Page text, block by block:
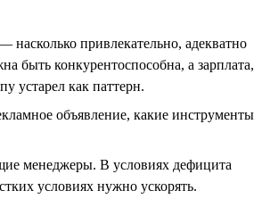
привлекательно, адекватно
быть конкурентоспособна, а зарплата,
устарел как паттерн.
объявление, какие инструменты
менеджеры. В условиях дефицита
условиях нужно ускорять.